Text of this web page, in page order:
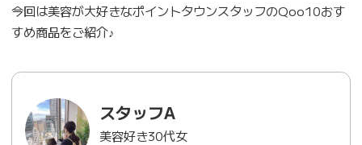
今回は美容が大好きなポイントタウンスタッフのQoo10おす
すめ商品をご紹介♪
スタッフA
美容好き30代女